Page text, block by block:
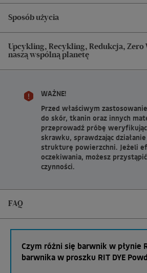
Sposób użycia
Upcykling, Recykling, Redukcja, Zero
naszą wspólną planetę
WAŻNE!
Przed właściwym
do skór, tkanin oraz innych
przeprowadź próbę
skrawku, sprawdzając
strukturę powierzchni. Jeżeli
oczekiwania, możesz
czynności.
FAQ
Czym różni się barwnik w płynie
barwnika w proszku RIT DYE